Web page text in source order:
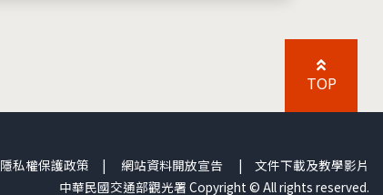
TOP
隱私權保護政策 | 網站資料開放宣告 | 文件下載及教學影片
中華民國交通部觀光署 Copyright © All rights reserved.